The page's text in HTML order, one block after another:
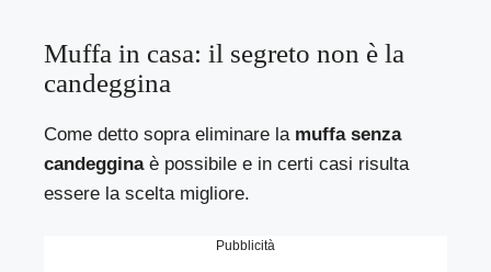
Muffa in casa: il segreto non è la
candeggina
Come detto sopra eliminare la muffa senza
candegginaè possibile e in certi casi risulta
essere la scelta migliore.
Pubblicità